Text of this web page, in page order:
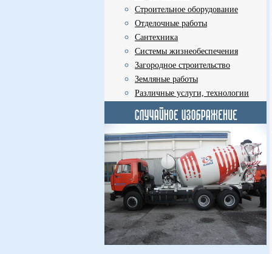
Строительное оборудование
Отделочные работы
Сантехника
Системы жизнеобеспечения
Загородное строительство
Земляные работы
Различные услуги, технологии